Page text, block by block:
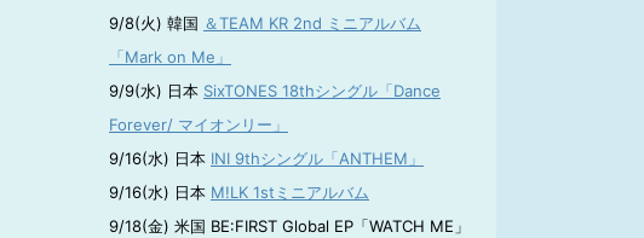
9/8(火) 韓国 ＆TEAM KR 2nd ミニアルバム
「Mark on Me」
9/9(水) 日本 SixTONES 18thシングル「Dance
Forever/ マイオンリー」
9/16(水) 日本 INI 9thシングル「ANTHEM」
9/16(水) 日本 M!LK 1stミニアルバム
9/18(金) 米国 BE:FIRST Global EP「WATCH ME」